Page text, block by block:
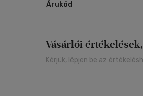
Árukód
Vásárlói
Kérjük, lépjen be az